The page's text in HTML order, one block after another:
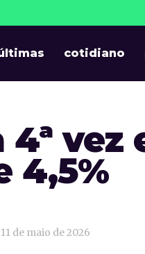
cotidiano
vez
4,5%
11 de maio de 2026